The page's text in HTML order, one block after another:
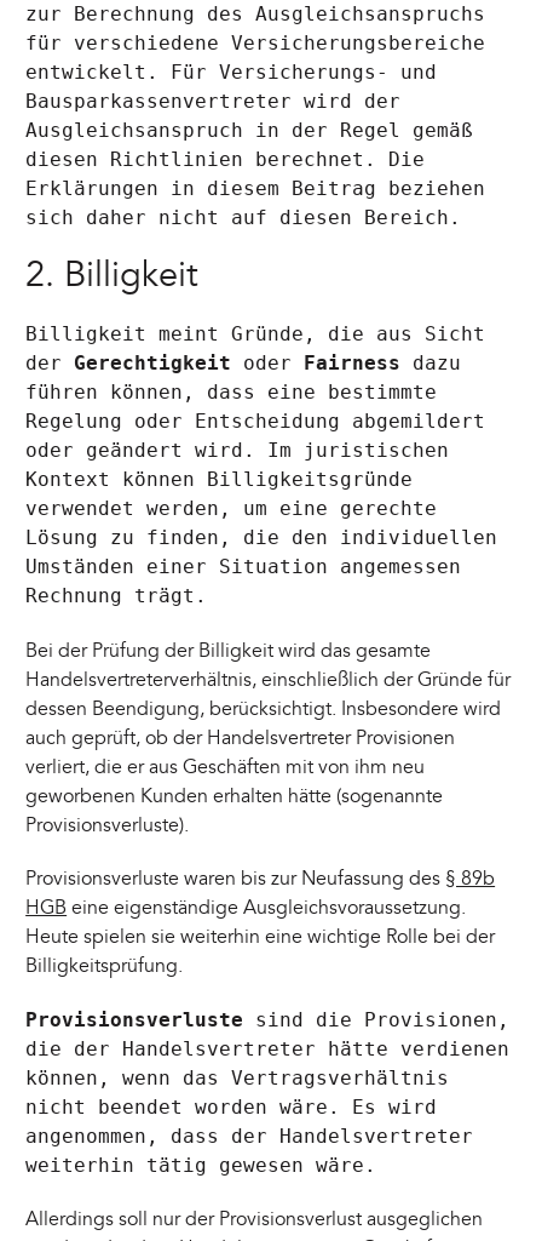
zur Berechnung des Ausgleichsanspruchs
für verschiedene Versicherungsbereiche
entwickelt. Für Versicherungs- und
Bausparkassenvertreter wird der
Ausgleichsanspruch in der Regel gemäß
diesen Richtlinien berechnet. Die
Erklärungen in diesem Beitrag beziehen
sich daher nicht auf diesen Bereich.
2. Billigkeit
Billigkeit meint Gründe, die aus Sicht
der Gerechtigkeit oder Fairness dazu
führen können, dass eine bestimmte
Regelung oder Entscheidung abgemildert
oder geändert wird. Im juristischen
Kontext können Billigkeitsgründe
verwendet werden, um eine gerechte
Lösung zu finden, die den individuellen
Umständen einer Situation angemessen
Rechnung trägt.
Bei der Prüfung der Billigkeit wird das gesamte
Handelsvertreterverhältnis, einschließlich der Gründe für
dessen Beendigung, berücksichtigt. Insbesondere wird
auch geprüft, ob der Handelsvertreter Provisionen
verliert, die er aus Geschäften mit von ihm neu
geworbenen Kunden erhalten hätte (sogenannte
Provisionsverluste).
Provisionsverluste waren bis zur Neufassung des § 89b
HGB eine eigenständige Ausgleichsvoraussetzung.
Heute spielen sie weiterhin eine wichtige Rolle bei der
Billigkeitsprüfung.
Provisionsverluste sind die Provisionen,
die der Handelsvertreter hätte verdienen
können, wenn das Vertragsverhältnis
nicht beendet worden wäre. Es wird
angenommen, dass der Handelsvertreter
weiterhin tätig gewesen wäre.
Allerdings soll nur der Provisionsverlust ausgeglichen